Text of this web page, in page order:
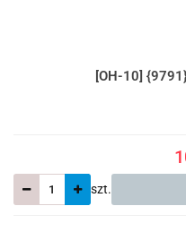
[OH-10]
szt.